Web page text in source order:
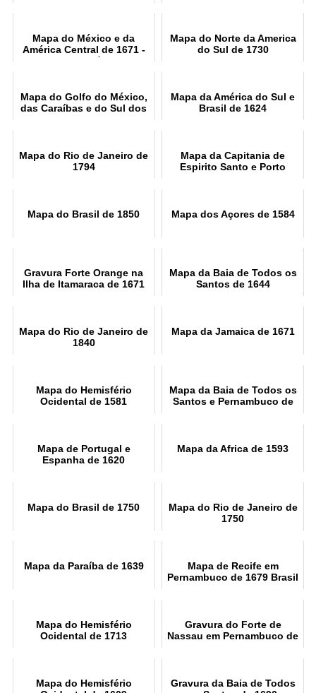
Mapa do México e da
América Central de 1671 -
Mapa Histórico
Mapa do Norte da America
do Sul de 1730
Mapa do Golfo do México,
das Caraíbas e do Sul dos
Mapa da América do Sul e
Brasil de 1624
Mapa do Rio de Janeiro de
1794
Mapa da Capitania de
Espirito Santo e Porto
Mapa do Brasil de 1850 Mapa dos Açores de 1584
Gravura Forte Orange na
Ilha de Itamaraca de 1671
Mapa da Baia de Todos os
Santos de 1644
Mapa do Rio de Janeiro de
1840
Mapa da Jamaica de 1671
Mapa do Hemisfério
Ocidental de 1581
Mapa da Baia de Todos os
Santos e Pernambuco de
Mapa de Portugal e
Espanha de 1620
Mapa da Africa de 1593
Mapa do Brasil de 1750
Mapa do Rio de Janeiro de
1750
Mapa da Paraíba de 1639
Mapa de Recife em
Pernambuco de 1679 Brasil
Mapa do Hemisfério
Ocidental de 1713
Gravura do Forte de
Nassau em Pernambuco de
Mapa do Hemisfério
Gravura da Baia de Todos